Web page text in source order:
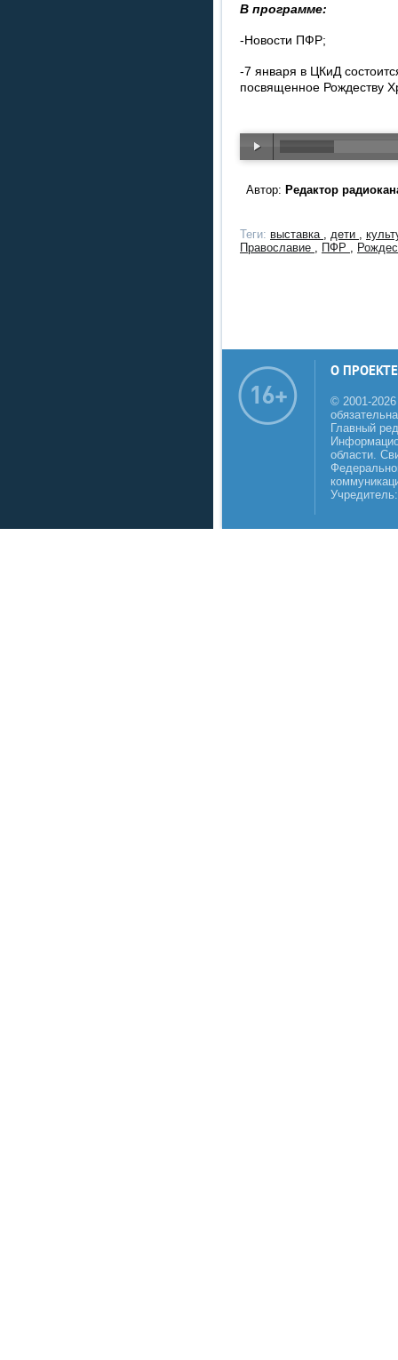
В программе:
-Новости ПФР;
-7 января в ЦКиД
посвященное Рождеству
Автор: Редактор
Теги: выставка , дети ,
Православие , ПФР ,
О ПРОЕКТЕ
© 2001-
Главный
области.